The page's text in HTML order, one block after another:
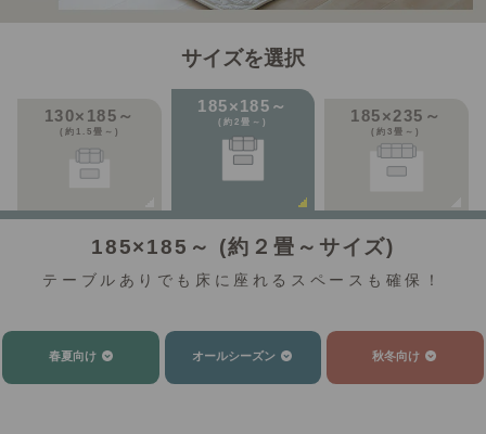
サイズを選択
130×185～
(約1.5畳～)
185×185～
(約2畳～) 185×235～
(約3畳～)
テーブルありでも床に座れるスペースも確保！
185×185～ (約２畳～サイズ)
春夏向け オールシーズン 秋冬向け